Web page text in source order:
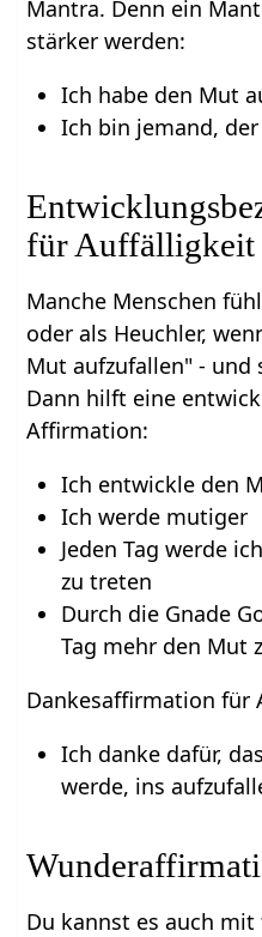
Mantra. Denn ein
stärker werden:
Ich habe den Mut
Ich bin jemand,
für Auffälligkeit
Manche Menschen
oder als Heuchler,
Mut aufzufallen" - und
Dann hilft eine
Affirmation:
Ich entwickle den
Ich werde mutiger
Jeden Tag werde
zu treten
Durch die Gnade
Tag mehr den Mut
Dankesaffirmation für
Ich danke dafür,
werde, ins
Du kannst es auch